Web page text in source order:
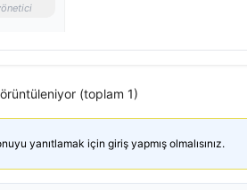
(toplam 1)
yanıtlamak için giriş yapmış olmalısınız.